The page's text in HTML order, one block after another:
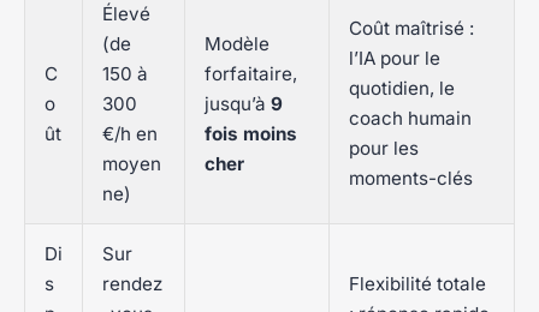
C
o
ût
Élevé
(de
150 à
300
€/h en
moyen
ne)
Modèle
forfaitaire,
jusqu’à 9
fois moins
cher
Coût maîtrisé :
l’IA pour le
quotidien, le
coach humain
pour les
moments-clés
Di
s
Sur
rendez
Flexibilité totale